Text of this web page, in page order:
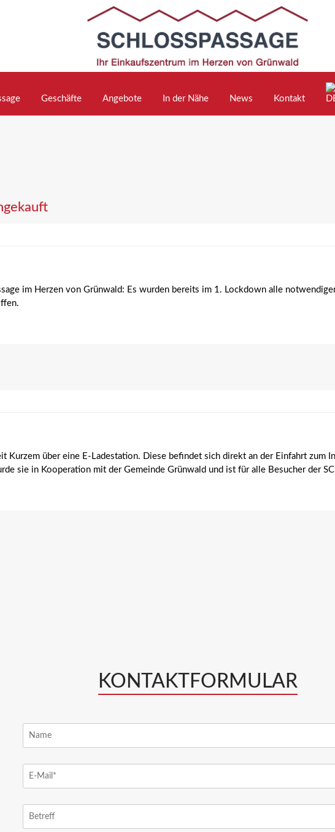
Geschäfte Angebote In der Nähe News Kontakt
im Herzen von Grünwald: Es wurden bereits im 1. Lockdown alle
Kurzem über eine E-Ladestation. Diese befindet sich direkt an der Einfahrt zum
sie in Kooperation mit der Gemeinde Grünwald und ist für alle Besucher der
KONTAKTFORMULAR